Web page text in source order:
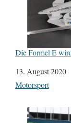
Die Formel E
Datum
13. August 2020
In Bezug auf
Motorsport